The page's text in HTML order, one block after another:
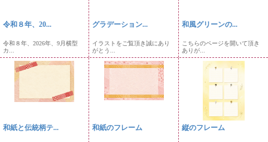
令和８年、20...
令和８年、2026年、9月横型
カ...
グラデーション...
イラストをご覧頂き誠にあり
がとう...
和風グリーンの...
こちらのページを開いて頂き
ありが...
和紙と伝統柄テ... 和紙のフレーム 縦のフレーム